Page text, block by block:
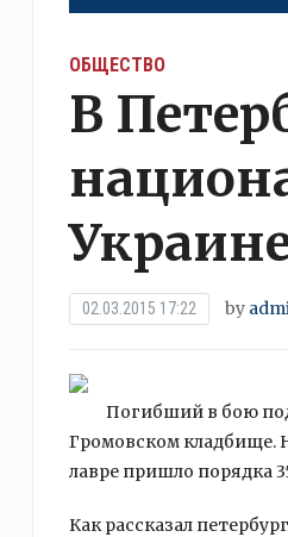
ОБЩЕСТВО
В
02.03.2015 17:22 by
Погибший в бою
Громовском кладбище.
лавре пришло порядка
Как рассказал